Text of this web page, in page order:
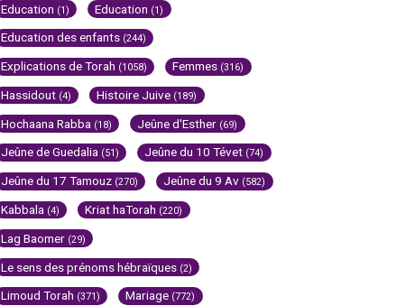
Education (1) Education (1)
Education des enfants (244)
Explications de Torah (1058) Femmes (316)
Hassidout (4) Histoire Juive (189)
Hochaana Rabba (18) Jeûne d'Esther (69)
Jeûne de Guedalia (51) Jeûne du 10 Tévet (74)
Jeûne du 17 Tamouz (270) Jeûne du 9 Av (582)
Kabbala (4) Kriat haTorah (220)
Lag Baomer (29)
Le sens des prénoms hébraïques (2)
Limoud Torah (371) Mariage (772)